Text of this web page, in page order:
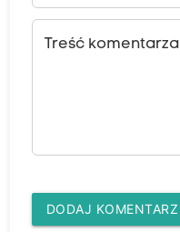
Treść komentarza
DODAJ KOMENTARZ